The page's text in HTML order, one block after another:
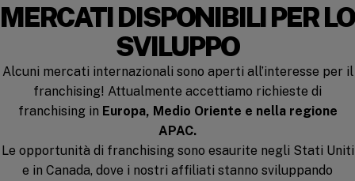
MERCATI DISPONIBILI PER LO
SVILUPPO
Alcuni mercati internazionali sono aperti all’interesse per il
franchising! Attualmente accettiamo richieste di
franchising in Europa, Medio Oriente e nella regione
APAC.
Le opportunità di franchising sono esaurite negli Stati Uniti
e in Canada, dove i nostri affiliati stanno sviluppando